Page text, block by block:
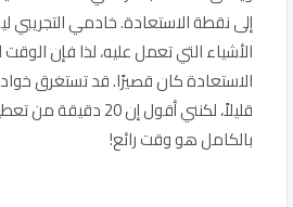
إلى نقطة الاستعادة. خادمي التجريبي
الأشياء التي تعمل عليه، لذا فإن
الاستعادة كان قصيرًا. قد تستغرق
قليلاً، لكنني أقول إن
بالكامل هو وقت رائع!